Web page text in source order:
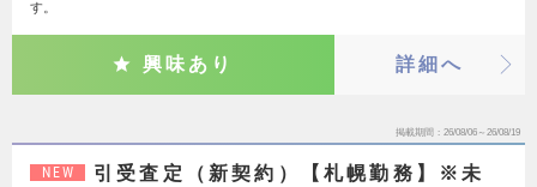
す。
興味あり 詳細へ
掲載期間 26/08/06～26/08/19
NEW
引受査定（新契約）【札幌勤務】※未